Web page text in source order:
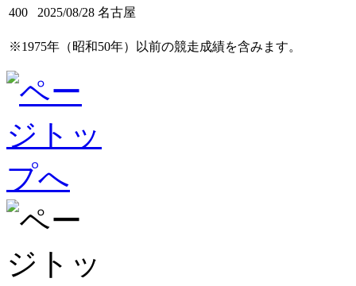
400
2025/08/28 名古屋
※1975年（昭和50年）以前の競走成績を含みます。